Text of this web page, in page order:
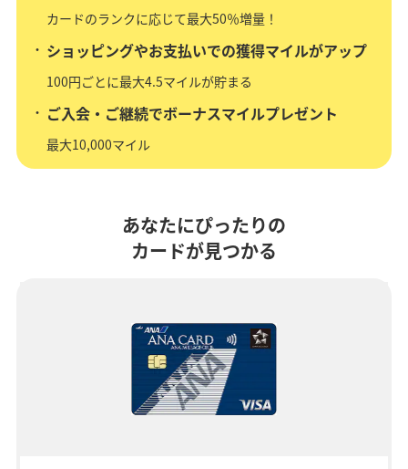
カードのランクに応じて最大50％増量！
ショッピングやお支払いでの獲得マイルがアップ
100円ごとに最大4.5マイルが貯まる
ご入会・ご継続でボーナスマイルプレゼント
最大10,000マイル
あなたにぴったりの
カードが見つかる